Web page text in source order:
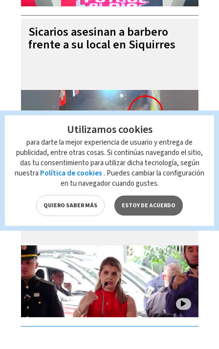
Sicarios asesinan a barbero
frente a su local en Siquirres
Laura Fernández niega ser
dictadora ante críticas de
magistrados
Utilizamos cookies
para darte la mejor experiencia de usuario y entrega de
publicidad, entre otras cosas. Si continúas navegando el sitio,
das tu consentimiento para utilizar dicha tecnología, según
nuestra Política de cookies . Puedes cambiar la configuración
en tu navegador cuando gustes.
QUIERO SABER MÁS ESTOY DE ACUERDO